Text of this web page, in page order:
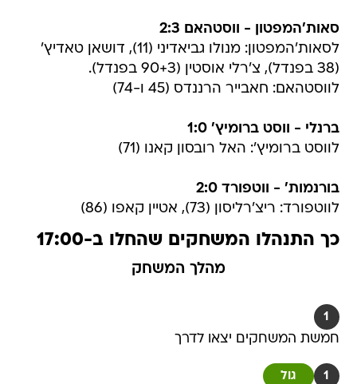
סאות'המפטון - ווסטהאם 2:3
לסאות'המפטון: מנולו גביאדיני (11), דושאן טאדיץ'
(38 בפנדל), צ'רלי אוסטין (90+3 בפנדל).
לווסטהאם: חאבייר הרננדס (45 ו-74)
ברנלי - ווסט ברומיץ' 1:0
לווסט ברומיץ': האל רובסון קאנו (71)
בורנמות' - ווטפורד 2:0
לווטפורד: ריצ'רליסון (73), אטיין קאפו (86)
כך התנהלו המשחקים שהחלו ב-17:00
מהלך המשחק
1
חמשת המשחקים יצאו לדרך
1 גול